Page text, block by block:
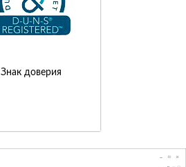
Знак доверия